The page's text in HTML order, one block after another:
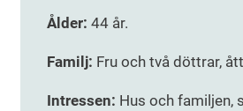
Ålder: 44 år.
Familj: Fru och två döttrar,
Intressen: Hus och familjen,